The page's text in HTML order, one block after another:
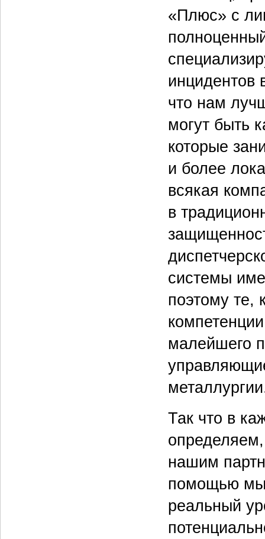
«Плюс» с
что нам
могут быть
которые
и более
всякая
в
системы
поэтому те,
малейшего
Так что в
нашим
помощью мы
реальный